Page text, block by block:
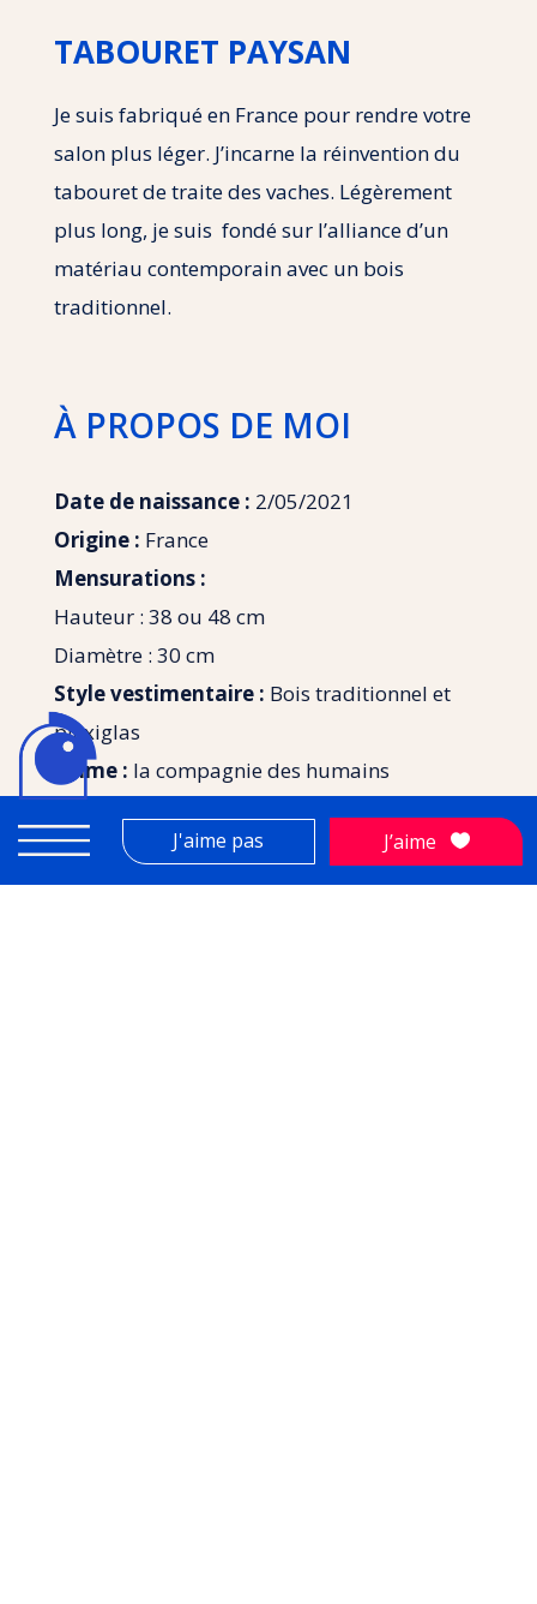
TABOURET PAYSAN
Je suis fabriqué en France pour rendre votre
salon plus léger. J’incarne la réinvention du
tabouret de traite des vaches. Légèrement
plus long, je suis fondé sur l’alliance d’un
matériau contemporain avec un bois
traditionnel.
À PROPOS DE MOI
Date de naissance : 2/05/2021
Origine : France
Mensurations :
Hauteur : 38 ou 48 cm
Diamètre : 30 cm
Style vestimentaire : Bois traditionnel et
plexiglas
J’aime : la compagnie des humains
Je n’aime pas :
J'aime pas J’aime 